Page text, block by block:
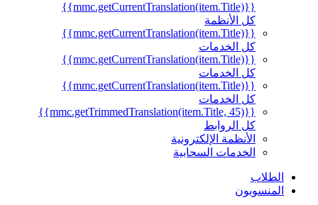
{{mmc.getCurrentTranslation(item.Title)}}
كل الأنظمة
{{mmc.getCurrentTranslation(item.Title)}}
كل الخدمات
{{mmc.getCurrentTranslation(item.Title)}}
كل الخدمات
{{mmc.getCurrentTranslation(item.Title)}}
كل الخدمات
{{mmc.getTrimmedTranslation(item.Title, 45)}}
كل الروابط
الأنظمة الإلكترونية
الخدمات السحابية
الطلاب
المنسوبون